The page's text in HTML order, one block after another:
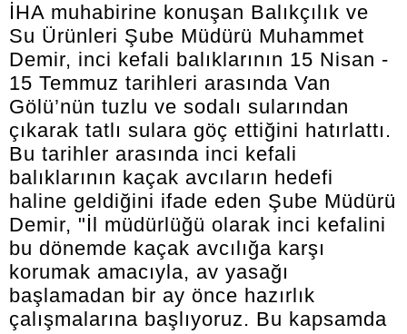
İHA muhabirine konuşan Balıkçılık ve
Su Ürünleri Şube Müdürü Muhammet
Demir, inci kefali balıklarının 15 Nisan -
15 Temmuz tarihleri arasında Van
Gölü’nün tuzlu ve sodalı sularından
çıkarak tatlı sulara göç ettiğini hatırlattı.
Bu tarihler arasında inci kefali
balıklarının kaçak avcıların hedefi
haline geldiğini ifade eden Şube Müdürü
Demir, "İl müdürlüğü olarak inci kefalini
bu dönemde kaçak avcılığa karşı
korumak amacıyla, av yasağı
başlamadan bir ay önce hazırlık
çalışmalarına başlıyoruz. Bu kapsamda